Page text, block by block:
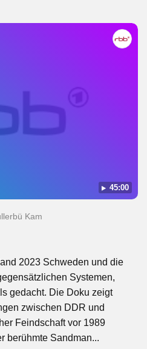
45:00
Kam
2023 Schweden und die
Systemen,
gedacht. Die Doku zeigt
zwischen DDR und
Feindschaft vor 1989
berühmte Sandman...